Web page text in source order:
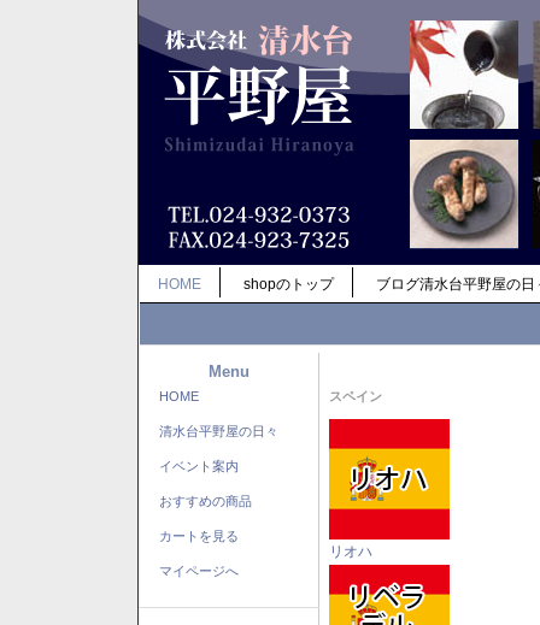
HOME shopのトップ ブログ清水台平野屋の日
Menu
HOME
清水台平野屋の日々
イベント案内
おすすめの商品
カートを見る
マイページへ
スペイン
リオハ